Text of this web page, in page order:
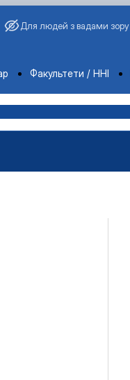
Для людей з вадами зору
Факультети / ННІ